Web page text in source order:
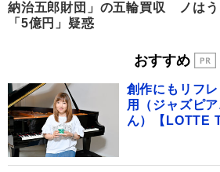
納治五郎財団」の五輪買収
「5億円」疑惑
ノは
おすすめ
創作にもリフ
用（ジャズピ
ん）【LOTTE